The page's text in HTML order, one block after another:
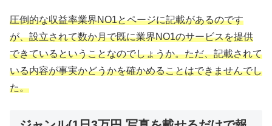
圧倒的な収益率業界NO1とページに記載があるのです
が、設立されて数か月で既に業界NO1のサービスを提供
できているということなのでしょうか。ただ、記載されて
いる内容が事実かどうかを確かめることはできませんでし
た。